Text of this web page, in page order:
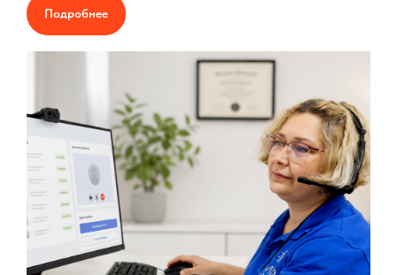
Подробнее